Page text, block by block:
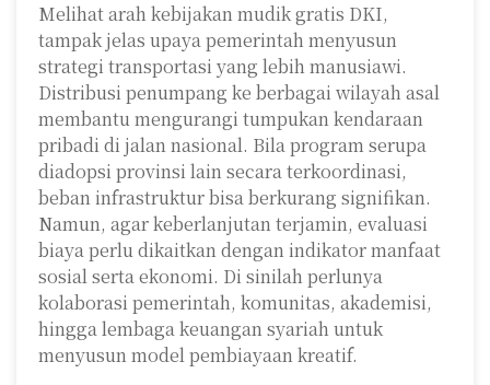
Melihat arah kebijakan mudik gratis DKI,
tampak jelas upaya pemerintah menyusun
strategi transportasi yang lebih manusiawi.
Distribusi penumpang ke berbagai wilayah asal
membantu mengurangi tumpukan kendaraan
pribadi di jalan nasional. Bila program serupa
diadopsi provinsi lain secara terkoordinasi,
beban infrastruktur bisa berkurang signifikan.
Namun, agar keberlanjutan terjamin, evaluasi
biaya perlu dikaitkan dengan indikator manfaat
sosial serta ekonomi. Di sinilah perlunya
kolaborasi pemerintah, komunitas, akademisi,
hingga lembaga keuangan syariah untuk
menyusun model pembiayaan kreatif.